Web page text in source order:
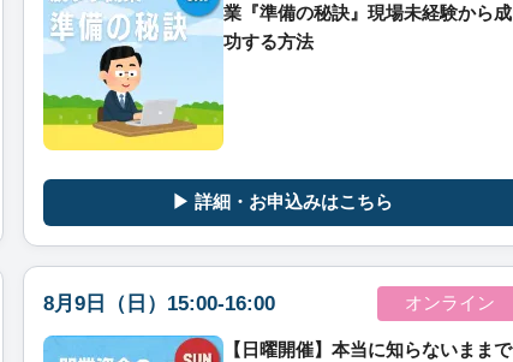
業『準備の秘訣』現場未経験から成
功する方法
▶ 詳細・お申込みはこちら
8月9日（日）15:00-16:00 オンライン
【日曜開催】本当に知らないままで